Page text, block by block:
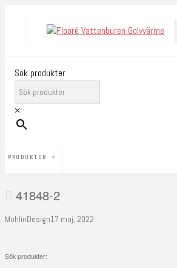
Sök produkter
×
PRODUKTER
41848-2
MohlinDesign17 maj, 2022
Sök produkter: